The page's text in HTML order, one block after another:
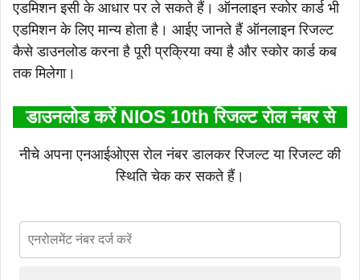
एडमिशन इसी के आधार पर ले सकते हैं। ऑनलाइन स्कोर कार्ड भी
एडमिशन के लिए मान्य होता है। आईए जानते हैं ऑनलाइन रिजल्ट
कैसे डाउनलोड करना है पूरी प्रक्रिया क्या है और स्कोर कार्ड कब
तक मिलेगा।
डाउनलोड करें NIOS 10th रिजल्ट रोल नंबर से
नीचे अपना एनआईओएस रोल नंबर डालकर रिजल्ट या रिजल्ट की
स्थिति चेक कर सकते हैं।